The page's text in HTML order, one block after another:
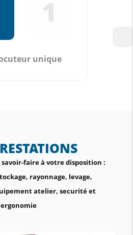
unique
faire à votre disposition :
rayonnage, levage,
atelier, securité et
ergonomie